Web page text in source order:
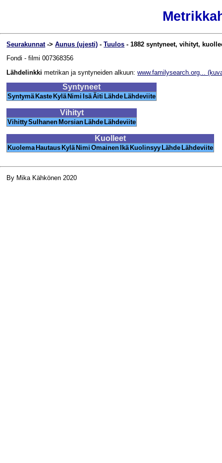
Seurakunnat->Aunus (ujesti) -Tuulos - 1882 syntyneet, vihityt,
Fondi - filmi 007368356
Lähdelinkki metrikan ja syntyneiden alkuun:www.familysearch.org...
Syntyneet
Syntymä Kaste Kylä Nimi IsäÄiti Lähde Lähdeviite
Vihityt
VihittySulhanen Morsian Lähde Lähdeviite
Kuolleet
Kuolema Hautaus Kylä Nimi Omainen Ikä Kuolinsyy Lähde Lähdeviite
By Mika Kähkönen 2020